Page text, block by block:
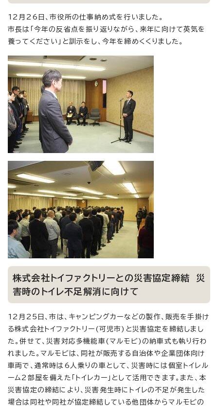
12月26日、市役所の仕事納め式を行いました。
市長は「今年の反省点を振り返りながら、来年に向けて英気を
養ってください」と訓示をし、今年を締めくくりました。
株式会社トイファクトリーとの災害協定締結 災
害時のトイレ不足解消に向けて
12月25日、市は、キャンピングカーなどの製作、販売を手掛け
る株式会社トイファクトリー(可児市)と災害協定を締結しまし
た。併せて、災害対応多機能車(マルモビ)の納車式も執り行わ
れました。マルモビは、同社が販売する自治体や企業団体向け
車両で、通常時は6人乗りの車として、災害時には個室トイレル
ーム2部屋を備えた「トイレカー」として活用できます。また、本
災害協定の締結により、災害発生時にトイレの不足が発生した
場合は同社や同社が協定締結している他団体からマルモビの